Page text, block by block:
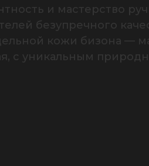
и мастерство
безупречного
кожи бизона —
с уникальным